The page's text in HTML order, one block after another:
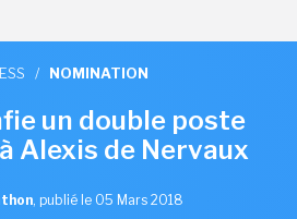
/ NOMINATION
un double poste
Alexis de Nervaux
, publié le 05 Mars 2018